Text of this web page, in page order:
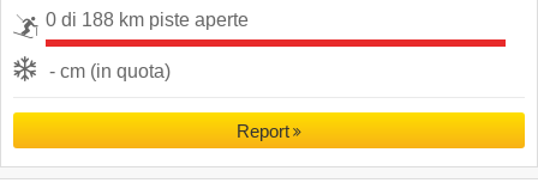
0 di 188 km piste aperte
- cm (in quota)
Report